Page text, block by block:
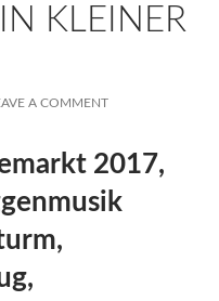
KLEINER
A COMMENT
2017,